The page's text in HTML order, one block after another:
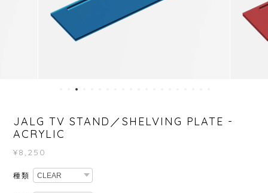
JALG TV STAND／SHELVING PLATE -
ACRYLIC
¥8,250
種類